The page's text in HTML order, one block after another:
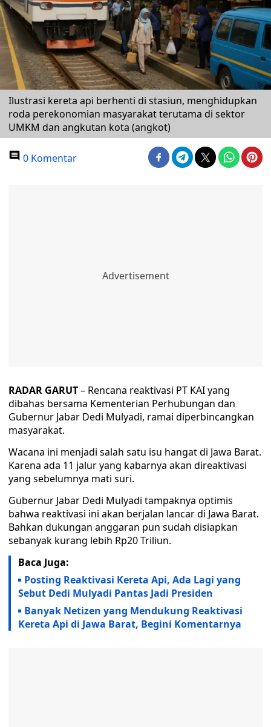
Ilustrasi kereta api berhenti di stasiun, menghidupkan
roda perekonomian masyarakat terutama di sektor
UMKM dan angkutan kota (angkot)
0 Komentar
RADAR GARUT– Rencana reaktivasi PT KAI yang
dibahas bersama Kementerian Perhubungan dan
Gubernur Jabar Dedi Mulyadi, ramai diperbincangkan
masyarakat.
Wacana ini menjadi salah satu isu hangat di Jawa Barat.
Karena ada 11 jalur yang kabarnya akan direaktivasi
yang sebelumnya mati suri.
Gubernur Jabar Dedi Mulyadi tampaknya optimis
bahwa reaktivasi ini akan berjalan lancar di Jawa Barat.
Bahkan dukungan anggaran pun sudah disiapkan
sebanyak kurang lebih Rp20 Triliun.
Baca Juga:
Posting Reaktivasi Kereta Api, Ada Lagi yang
Sebut Dedi Mulyadi Pantas Jadi Presiden
Banyak Netizen yang Mendukung Reaktivasi
Kereta Api di Jawa Barat, Begini Komentarnya